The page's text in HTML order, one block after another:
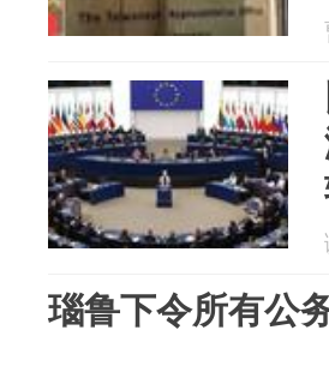
瑙鲁下令所有公